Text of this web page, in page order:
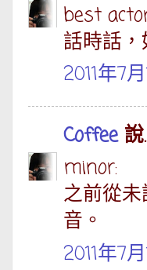
best
話時話
2011年7
Coffee說
minor:
之前從
音。
2011年7